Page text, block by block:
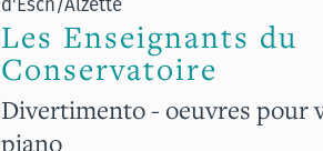
Les Enseignants du
Conservatoire
Divertimento - oeuvres pour
piano